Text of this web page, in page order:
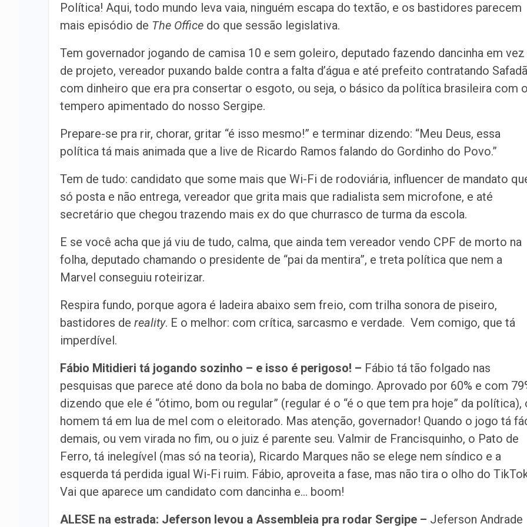
Política! Aqui, todo mundo leva vaia, ninguém escapa do textão, e os bastidores parecem
mais episódio de The Office do que sessão legislativa.
Tem governador jogando de camisa 10 e sem goleiro, deputado fazendo dancinha em vez
de projeto, vereador puxando balde contra a falta d’água e até prefeito contratando
com dinheiro que era pra consertar o esgoto, ou seja, o básico da política brasileira com o
tempero apimentado do nosso Sergipe.
Prepare-se pra rir, chorar, gritar “é isso mesmo!” e terminar dizendo: “Meu Deus, essa
política tá mais animada que a live de Ricardo Ramos falando do Gordinho do Povo.”
Tem de tudo: candidato que some mais que Wi-Fi de rodoviária, influencer de mandato
só posta e não entrega, vereador que grita mais que radialista sem microfone, e até
secretário que chegou trazendo mais ex do que churrasco de turma da escola.
E se você acha que já viu de tudo, calma, que ainda tem vereador vendo CPF de morto na
folha, deputado chamando o presidente de “pai da mentira”, e treta política que nem a
Marvel conseguiu roteirizar.
Respira fundo, porque agora é ladeira abaixo sem freio, com trilha sonora de piseiro,
bastidores de reality. E o melhor: com crítica, sarcasmo e verdade. Vem comigo, que tá
imperdível.
Fábio Mitidieri tá jogando sozinho – e isso é perigoso! – Fábio tá tão folgado nas
pesquisas que parece até dono da bola no baba de domingo. Aprovado por 60% e com
dizendo que ele é “ótimo, bom ou regular” (regular é o “é o que tem pra hoje” da política),
homem tá em lua de mel com o eleitorado. Mas atenção, governador! Quando o jogo tá
demais, ou vem virada no fim, ou o juiz é parente seu. Valmir de Francisquinho, o Pato de
Ferro, tá inelegível (mas só na teoria), Ricardo Marques não se elege nem síndico e a
esquerda tá perdida igual Wi-Fi ruim. Fábio, aproveita a fase, mas não tira o olho do
Vai que aparece um candidato com dancinha e… boom!
ALESE na estrada: Jeferson levou a Assembleia pra rodar Sergipe – Jeferson Andrade
Homem é
ser filmado em
Agosto terá dois
saiba como
fenômenos
Atraso na
teste do pezinho